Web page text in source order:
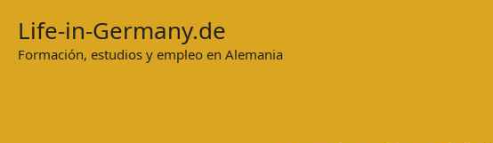
Inhalt
Life-in-Germany.de
Formación, estudios y empleo en Alemania